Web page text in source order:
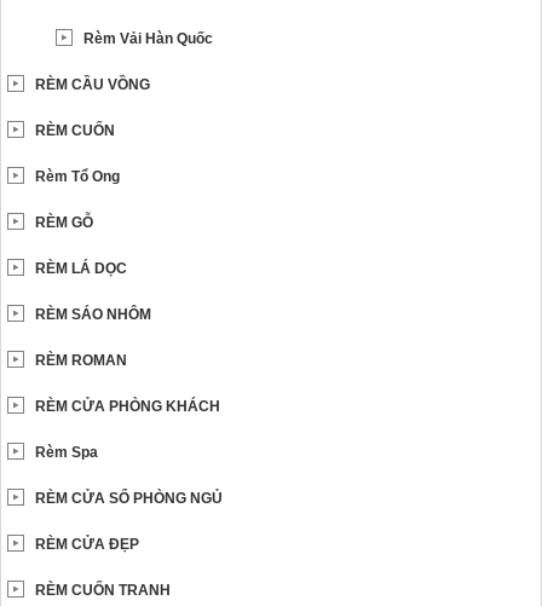
Rèm Vải Hàn Quốc
RÈM CẦU VỒNG
RÈM CUỐN
Rèm Tổ Ong
RÈM GỖ
RÈM LÁ DỌC
RÈM SÁO NHÔM
RÈM ROMAN
RÈM CỬA PHÒNG KHÁCH
Rèm Spa
RÈM CỬA SỔ PHÒNG NGỦ
RÈM CỬA ĐẸP
RÈM CUỐN TRANH